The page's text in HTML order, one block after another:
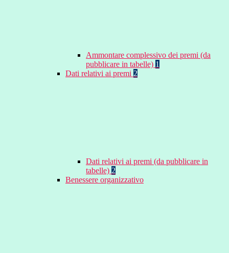
Ammontare complessivo dei premi (da
pubblicare in tabelle) 1
Dati relativi ai premi 2
Dati relativi ai premi (da pubblicare in
tabelle) 2
Benessere organizzativo